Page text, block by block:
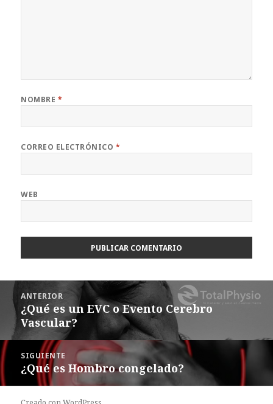
NOMBRE *
CORREO ELECTRÓNICO *
WEB
Navegación
entradas
ANTERIOR
Entrada
anterior:
¿Qué es un EVC o Evento Cerebro
Vascular?
SIGUIENTE
Siguiente
entrada:
¿Qué es Hombro congelado?